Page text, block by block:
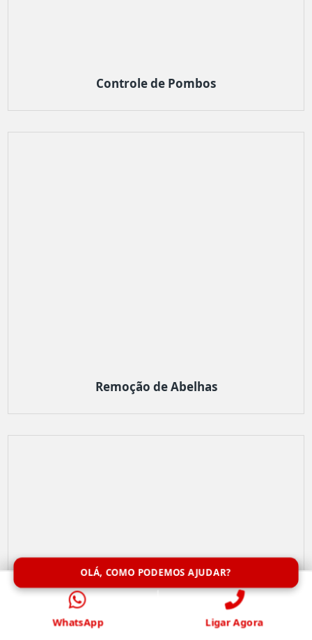
Controle de Pombos
Remoção de Abelhas
OLÁ, COMO PODEMOS AJUDAR?
WhatsApp Ligar Agora